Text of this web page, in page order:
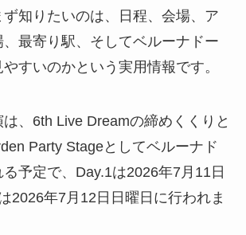
知りたいのは、日程、会場、ア
最寄り駅、そしてベルーナドー
すいのかという実用情報です。
、6th Live Dreamの締めくくりと
Party Stageとしてベルーナド
予定で、Day.1は2026年7月11日
2026年7月12日日曜日に行われま